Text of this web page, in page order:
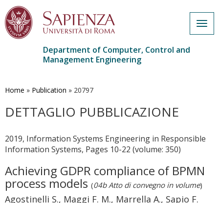
main
Department of Computer, Control and
Management Engineering
Home » Publication » 20797
DETTAGLIO PUBBLICAZIONE
2019, Information Systems Engineering in Responsible
Information Systems, Pages 10-22 (volume: 350)
Achieving GDPR compliance of BPMN
process models (04b Atto di convegno in volume)
Agostinelli S., Maggi F. M., Marrella A., Sapio F.